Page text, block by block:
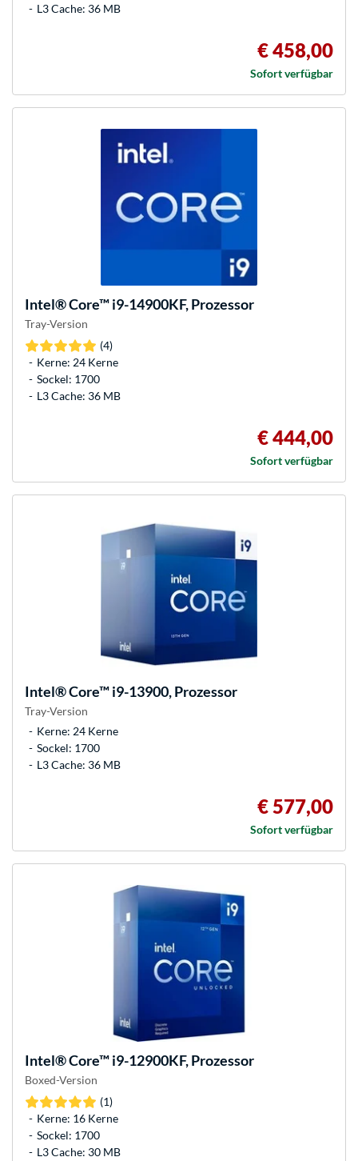
L3 Cache: 36 MB
€ 458,00
Sofort verfügbar
Intel®Core™ i9-14900KF, Prozessor
Tray-Version
(4)
Kerne: 24 Kerne
Sockel: 1700
L3 Cache: 36 MB
€ 444,00
Sofort verfügbar
Intel®Core™ i9-13900, Prozessor
Tray-Version
Kerne: 24 Kerne
Sockel: 1700
L3 Cache: 36 MB
€ 577,00
Sofort verfügbar
Intel®Core™ i9-12900KF, Prozessor
Boxed-Version
(1)
Kerne: 16 Kerne
Sockel: 1700
L3 Cache: 30 MB